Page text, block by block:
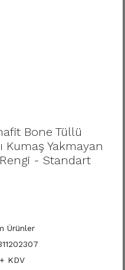
Bone Tüllü
Kumaş Yakmayan
- Standart
Ürünler
KDV